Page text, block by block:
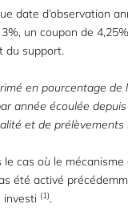
date d’observation
un coupon de
du support.
en pourcentage de
année écoulée
et de
le cas où le
été activé
investi (1).